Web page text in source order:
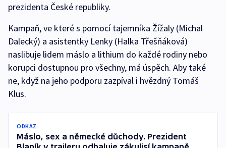
prezidenta České republiky.
Kampaň, ve které s pomocí tajemníka Žížaly (Michal
Dalecký) a asistentky Lenky (Halka Třešňáková)
naslibuje lidem máslo a lithium do každé rodiny nebo
korupci dostupnou pro všechny, má úspěch. Aby také
ne, když na jeho podporu zazpíval i hvězdný Tomáš
Klus.
ODKAZ
Máslo, sex a německé důchody. Prezident